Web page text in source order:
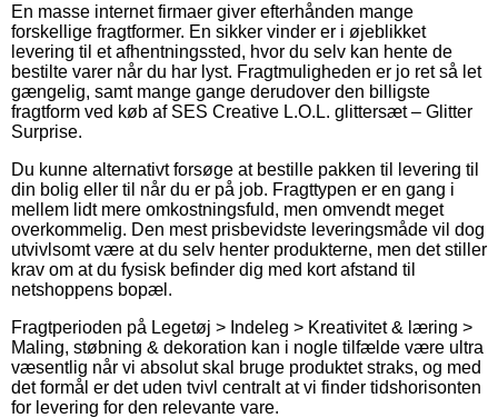
En masse internet firmaer giver efterhånden mange
forskellige fragtformer. En sikker vinder er i øjeblikket
levering til et afhentningssted, hvor du selv kan hente de
bestilte varer når du har lyst. Fragtmuligheden er jo ret så let
gængelig, samt mange gange derudover den billigste
fragtform ved køb af SES Creative L.O.L. glittersæt – Glitter
Surprise.
Du kunne alternativt forsøge at bestille pakken til levering til
din bolig eller til når du er på job. Fragttypen er en gang i
mellem lidt mere omkostningsfuld, men omvendt meget
overkommelig. Den mest prisbevidste leveringsmåde vil dog
utvivlsomt være at du selv henter produkterne, men det stiller
krav om at du fysisk befinder dig med kort afstand til
netshoppens bopæl.
Fragtperioden på Legetøj > Indeleg > Kreativitet & læring >
Maling, støbning & dekoration kan i nogle tilfælde være ultra
væsentlig når vi absolut skal bruge produktet straks, og med
det formål er det uden tvivl centralt at vi finder tidshorisonten
for levering for den relevante vare.